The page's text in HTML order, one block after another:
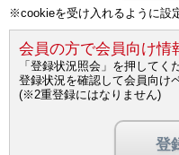
※cookieを受け入れるように設
会員の方で会員向け情
「登録状況照会」を押してく
登録状況を確認して会員向け
(※2重登録にはなりません)
登